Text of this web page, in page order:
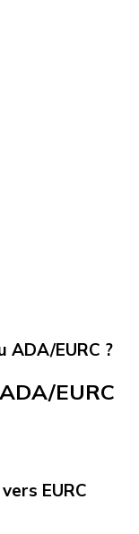
EURC ?
EURC
EURC